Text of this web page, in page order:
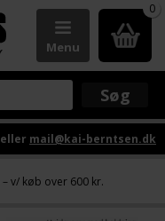
0
Menu
eller mail@kai-berntsen.dk
– v/ køb over 600 kr.